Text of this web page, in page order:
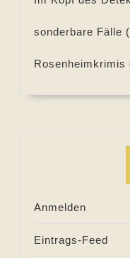
sonderbare Fälle (
Rosenheimkrimis
Anmelden
Eintrags-Feed